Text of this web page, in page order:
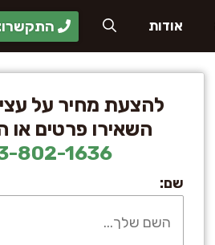
אודות התקשרו: 053-
להצעת מחיר על
השאירו פרטים
802-1636
שם: